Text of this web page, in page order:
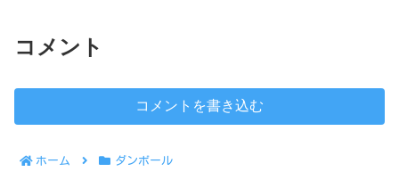
コメント
コメントを書き込む
ホーム ダンボール